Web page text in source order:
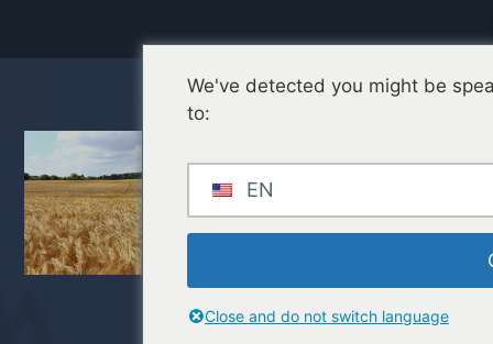
Sostenibilità
ruolo della
pinsa e il
nostro
quotidiano
We've detected you might be
to:
EN
Close and do not switch language